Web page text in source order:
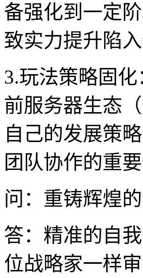
备强化到一定
致实力提升陷入
3.玩法策略固
前服务器生态
自己的发展策
团队协作的重要
问：重铸辉煌
答：精准的自
位战略家一样审